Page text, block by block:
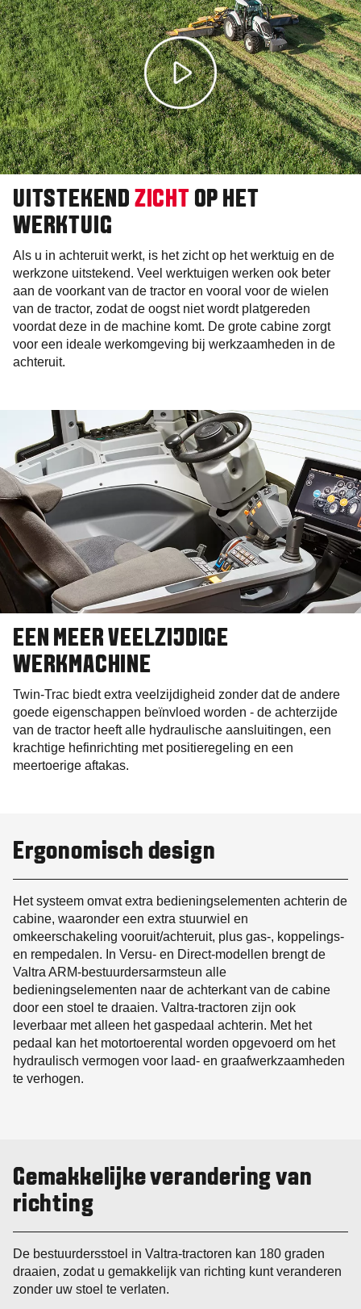
UITSTEKEND ZICHT OP HET
WERKTUIG
Als u in achteruit werkt, is het zicht op het werktuig en de
werkzone uitstekend. Veel werktuigen werken ook beter
aan de voorkant van de tractor en vooral voor de wielen
van de tractor, zodat de oogst niet wordt platgereden
voordat deze in de machine komt. De grote cabine zorgt
voor een ideale werkomgeving bij werkzaamheden in de
achteruit.
EEN MEER VEELZIJDIGE
WERKMACHINE
Twin-Trac biedt extra veelzijdigheid zonder dat de andere
goede eigenschappen beïnvloed worden - de achterzijde
van de tractor heeft alle hydraulische aansluitingen, een
krachtige hefinrichting met positieregeling en een
meertoerige aftakas.
Ergonomisch design
Het systeem omvat extra bedieningselementen achterin de
cabine, waaronder een extra stuurwiel en
omkeerschakeling vooruit/achteruit, plus gas-, koppelings-
en rempedalen. In Versu- en Direct-modellen brengt de
Valtra ARM-bestuurdersarmsteun alle
bedieningselementen naar de achterkant van de cabine
door een stoel te draaien. Valtra-tractoren zijn ook
leverbaar met alleen het gaspedaal achterin. Met het
pedaal kan het motortoerental worden opgevoerd om het
hydraulisch vermogen voor laad- en graafwerkzaamheden
te verhogen.
Gemakkelijke verandering van
richting
De bestuurdersstoel in Valtra-tractoren kan 180 graden
draaien, zodat u gemakkelijk van richting kunt veranderen
zonder uw stoel te verlaten.